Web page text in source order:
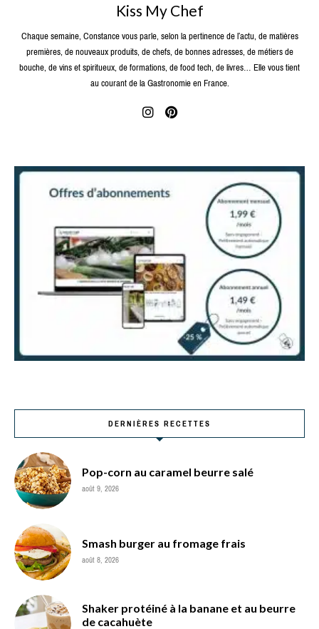
Kiss My Chef
Chaque semaine, Constance vous parle, selon la pertinence de l’actu, de matières
premières, de nouveaux produits, de chefs, de bonnes adresses, de métiers de
bouche, de vins et spiritueux, de formations, de food tech, de livres… Elle vous tient
au courant de la Gastronomie en France.
DERNIÈRES RECETTES
Pop-corn au caramel beurre salé
août 9, 2026
Smash burger au fromage frais
août 8, 2026
Shaker protéiné à la banane et au beurre
de cacahuète